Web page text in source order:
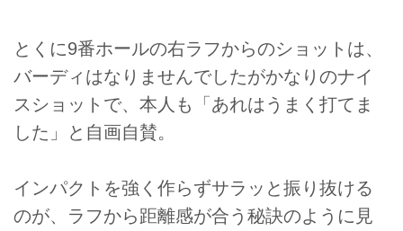
とくに9番ホールの右ラフからのショットは、
バーディはなりませんでしたがかなりのナイ
スショットで、本人も「あれはうまく打てま
した」と自画自賛。
インパクトを強く作らずサラッと振り抜ける
のが、ラフから距離感が合う秘訣のように見